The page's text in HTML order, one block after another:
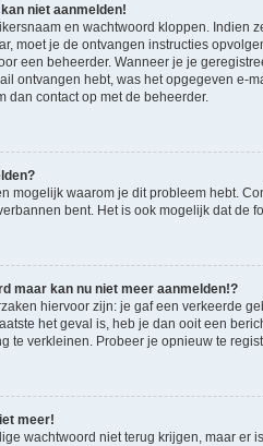
niet aanmelden!
en wachtwoord kloppen. Indien
moet je de ontvangen instructies
een beheerder. Wanneer je je
ontvangen hebt, was het opgegeven e-
dan contact op met de beheerder.
mogelijk waarom je dit probleem hebt.
bent. Het is ook mogelijk dat de
maar kan nu niet meer aanmelden!?
hiervoor zijn: je gaf een verkeerde
het geval is, heb je dan ooit een
te verkleinen. Probeer je opnieuw te
meer!
wachtwoord niet terug krijgen, maar